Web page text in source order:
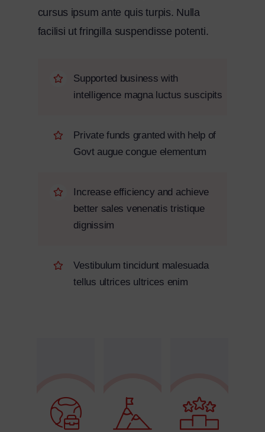
cursus ipsum ante quis turpis. Nulla
facilisi ut fringilla suspendisse potenti.
Supported business with
intelligence magna luctus suscipits
Private funds granted with help of
Govt augue congue elementum
Increase efficiency and achieve
better sales venenatis tristique
dignissim
Vestibulum tincidunt malesuada
tellus ultrices ultrices enim